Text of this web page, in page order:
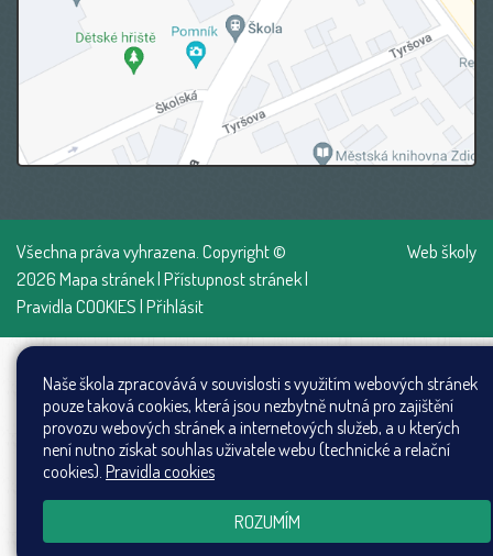
Všechna práva vyhrazena. Copyright ©
2026Mapa stránek|Přístupnost stránek|
Pravidla COOKIES|Přihlásit
Web školy
Naše škola zpracovává v souvislosti s využitím webových stránek
pouze taková cookies, která jsou nezbytně nutná pro zajištění
provozu webových stránek a internetových služeb, a u kterých
není nutno získat souhlas uživatele webu (technické a relační
cookies). Pravidla cookies
ROZUMÍM